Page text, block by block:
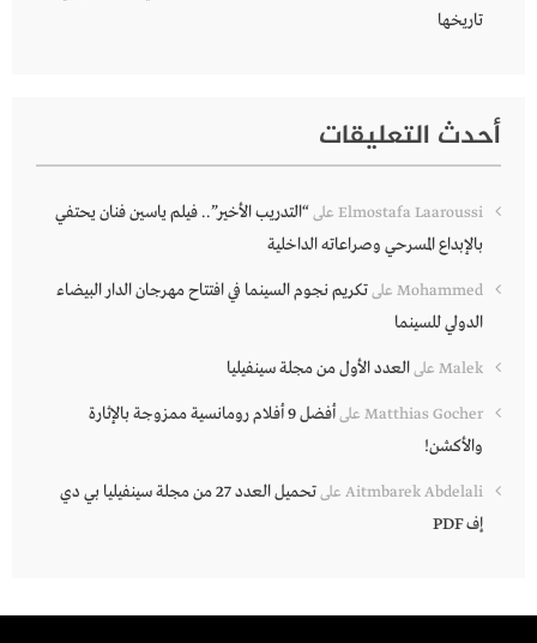
تاريخها
أحدث التعليقات
Elmostafa Laaroussi على“التدريب الأخير”.. فيلم ياسين فنان يحتفي
بالإبداع المسرحي وصراعاته الداخلية
Mohammed علىتكريم نجوم السينما في افتتاح مهرجان الدار البيضاء
الدولي للسينما
Malek علىالعدد الأول من مجلة سينفيليا
Matthias Gocher على
أفضل 9 أفلام رومانسية ممزوجة بالإثارة
والأكشن!
Aitmbarek Abdelali على
تحميل العدد 27 من مجلة سينفيليا بي دي
إف PDF